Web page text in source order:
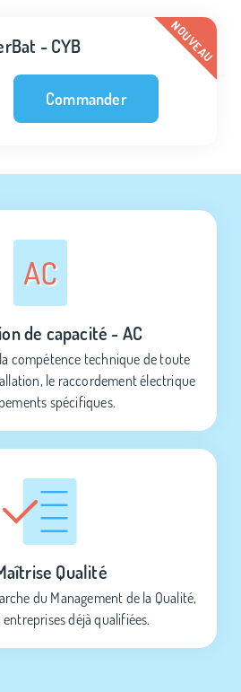
- CYB
Commander
de capacité - AC
compétence technique de toute
le raccordement électrique
spécifiques.
Qualité
du Management de la Qualité,
déjà qualifiées.